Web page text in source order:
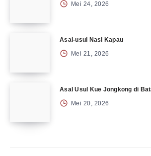
Mei 24, 2026
Asal-usul Nasi Kapau
Mei 21, 2026
Asal Usul Kue Jongkong di
Mei 20, 2026